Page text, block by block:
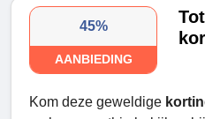
45%
AANBIEDING
Kom deze geweldige